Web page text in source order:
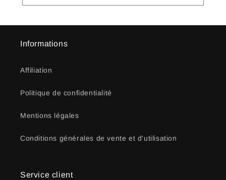
Informations
Affiliation
Politique de confidentialité
Mentions légales
Conditions générales de vente et d'utilisation
Service client